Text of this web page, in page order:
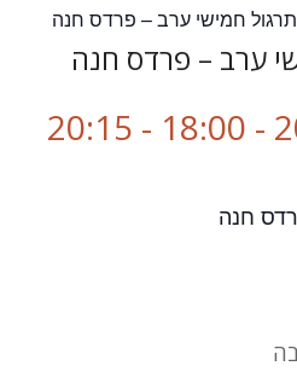
חמישי ערב – פרדס חנה
ערב – פרדס חנה
-
20:15